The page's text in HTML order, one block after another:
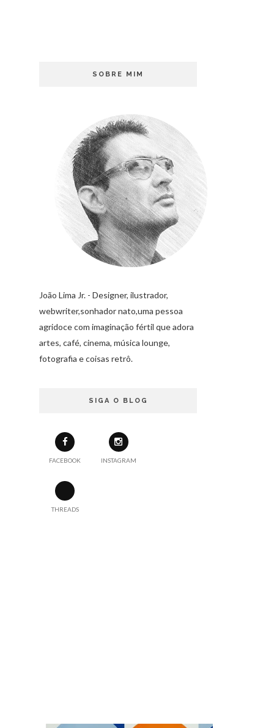
SOBRE MIM
João Lima Jr. - Designer, ilustrador,
webwriter,sonhador nato,uma pessoa
agridoce com imaginação fértil que adora
artes, café, cinema, música lounge,
fotografia e coisas retrô.
SIGA O BLOG
FACEBOOK INSTAGRAM
THREADS